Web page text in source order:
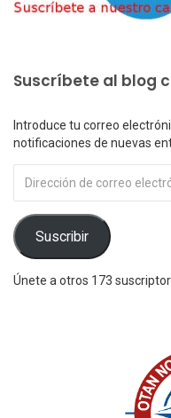
Suscríbete al blog
Introduce tu correo
notificaciones de nuevas
de
electrónico
Suscribir
Únete a otros 173